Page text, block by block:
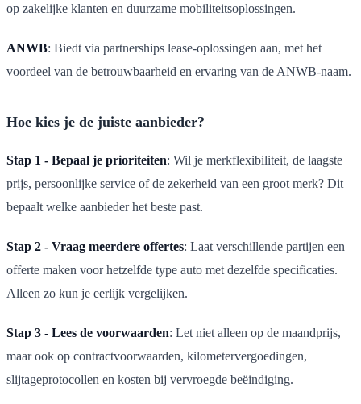
op zakelijke klanten en duurzame mobiliteitsoplossingen.
ANWB: Biedt via partnerships lease-oplossingen aan, met het
voordeel van de betrouwbaarheid en ervaring van de ANWB-naam.
Hoe kies je de juiste aanbieder?
Stap 1 - Bepaal je prioriteiten: Wil je merkflexibiliteit, de laagste
prijs, persoonlijke service of de zekerheid van een groot merk? Dit
bepaalt welke aanbieder het beste past.
Stap 2 - Vraag meerdere offertes: Laat verschillende partijen een
offerte maken voor hetzelfde type auto met dezelfde specificaties.
Alleen zo kun je eerlijk vergelijken.
Stap 3 - Lees de voorwaarden: Let niet alleen op de maandprijs,
maar ook op contractvoorwaarden, kilometervergoedingen,
slijtageprotocollen en kosten bij vervroegde beëindiging.